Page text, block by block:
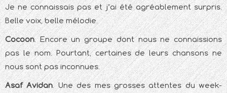
Je ne connaissais pas et j’ai été agréablement surpris.
Belle voix, belle mélodie.
Cocoon. Encore un groupe dont nous ne connaissions
pas le nom. Pourtant, certaines de leurs chansons ne
nous sont pas inconnues.
Asaf Avidan. Une des mes grosses attentes du week-